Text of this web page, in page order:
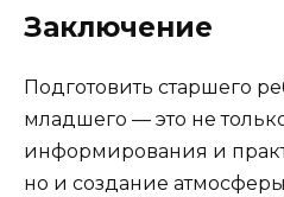
Заключение
Подготовить старшего
младшего — это не
информирования и
но и создание